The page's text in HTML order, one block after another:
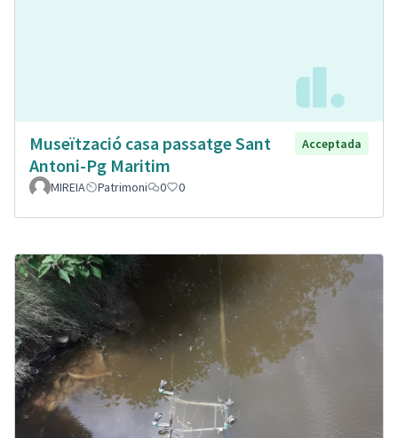
Museïtzació casa passatge Sant
Antoni-Pg Maritim
Acceptada
MIREIA Patrimoni 0 0